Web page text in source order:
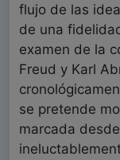
flujo de las
de una
examen de la
Freud y Karl
se pretende
marcada